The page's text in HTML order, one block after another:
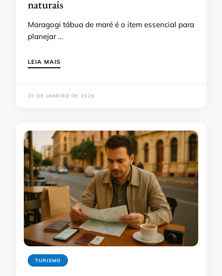
naturais
Maragogi tábua de maré é o item essencial para
planejar …
LEIA MAIS
20 DE JANEIRO DE 2026
TURISMO